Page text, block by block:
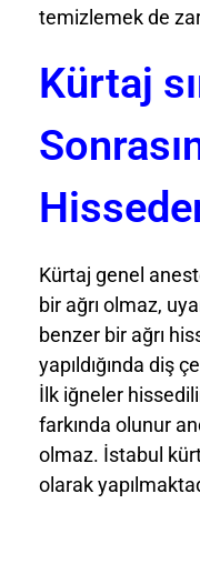
temizlemek de
Kürtaj
Kürtaj genel
bir ağrı olmaz,
benzer bir ağrı
yapıldığında diş
İlk iğneler
farkında olunur
olmaz. İstabul
olarak